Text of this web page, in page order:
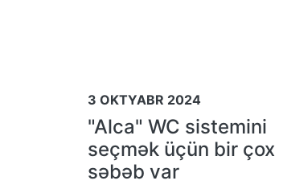
3 OKTYABR 2024
"Alca" WC sistemini
seçmək üçün bir çox
səbəb var